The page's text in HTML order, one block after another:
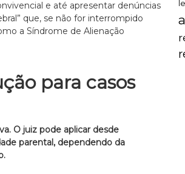
e até apresentar denúncias
que, se não for interrompido
a Síndrome de Alienação
para casos
O juiz pode aplicar desde
parental, dependendo da